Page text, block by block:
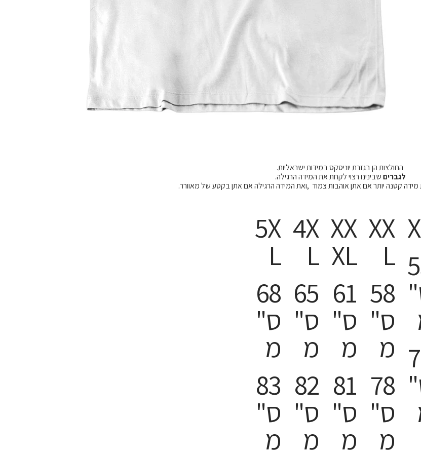
החולצות הן בגזרת יוניסקס במידות ישראליות.
לגבריםשבינינו רצוי לקחת את המידה הרגילה.
מידה קטנה יותר אם אתן אוהבות צמוד ,ואת המידה הרגילה אם אתן בקטע של מאוורר.
5X
L
68
ס"
מ
83
ס"
מ
4X
L
65
ס"
מ
82
ס"
מ
XX
XL
61
ס"
מ
81
ס"
מ
XX
L
58
ס"
מ
78
ס"
מ